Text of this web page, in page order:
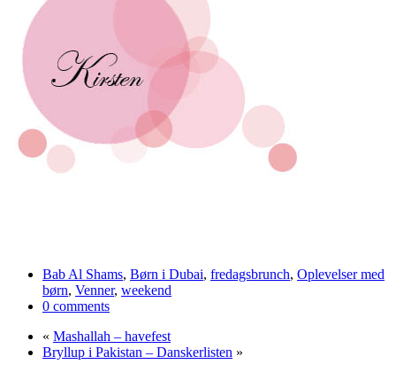
Bab Al Shams, Børn i Dubai, fredagsbrunch, Oplevelser med
børn, Venner, weekend
0 comments
« Mashallah – havefest
Bryllup i Pakistan – Danskerlisten »